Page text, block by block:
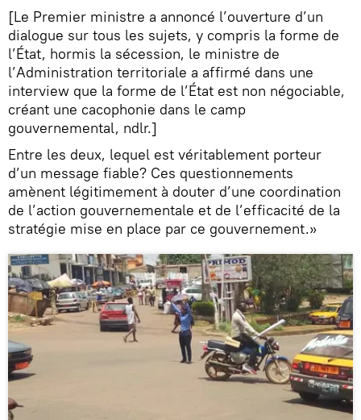
[Le Premier ministre a annoncé l’ouverture d’un
dialogue sur tous les sujets, y compris la forme de
l’État, hormis la sécession, le ministre de
l’Administration territoriale a affirmé dans une
interview que la forme de l’État est non négociable,
créant une cacophonie dans le camp
gouvernemental, ndlr.]
Entre les deux, lequel est véritablement porteur
d’un message fiable? Ces questionnements
amènent légitimement à douter d’une coordination
de l’action gouvernementale et de l’efficacité de la
stratégie mise en place par ce gouvernement.»